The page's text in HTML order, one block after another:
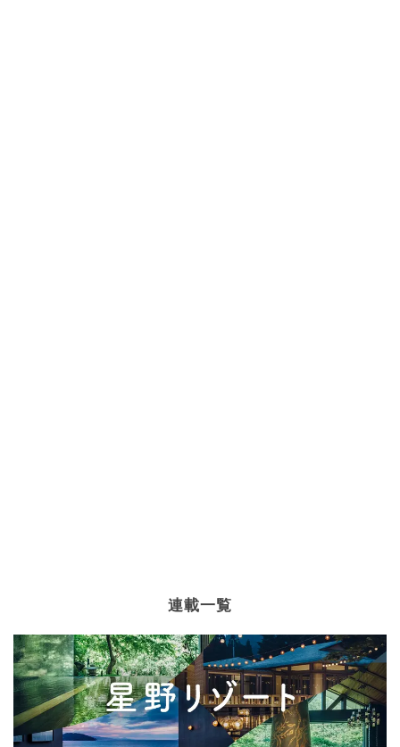
連載一覧